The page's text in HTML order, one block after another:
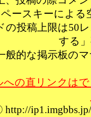
ペースキーによる
投稿上限は50
する
的な掲示板の
への直リンクは
http://